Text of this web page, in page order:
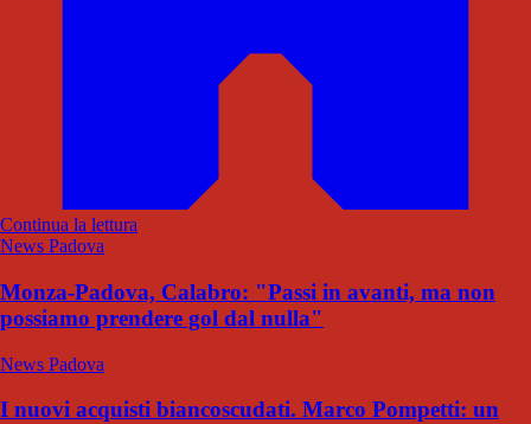
Continua la lettura
News Padova
Monza-Padova, Calabro: "Passi in avanti, ma non
possiamo prendere gol dal nulla"
News Padova
I nuovi acquisti biancoscudati. Marco Pompetti: un